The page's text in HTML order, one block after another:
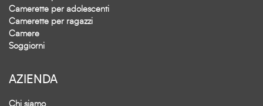
Camerette per adolescenti
Camerette per ragazzi
Camere
Soggiorni
AZIENDA
Chi siamo